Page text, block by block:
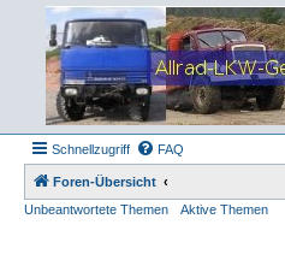
Schnellzugriff FAQ
Foren-Übersicht
Unbeantwortete Themen
Aktive Themen